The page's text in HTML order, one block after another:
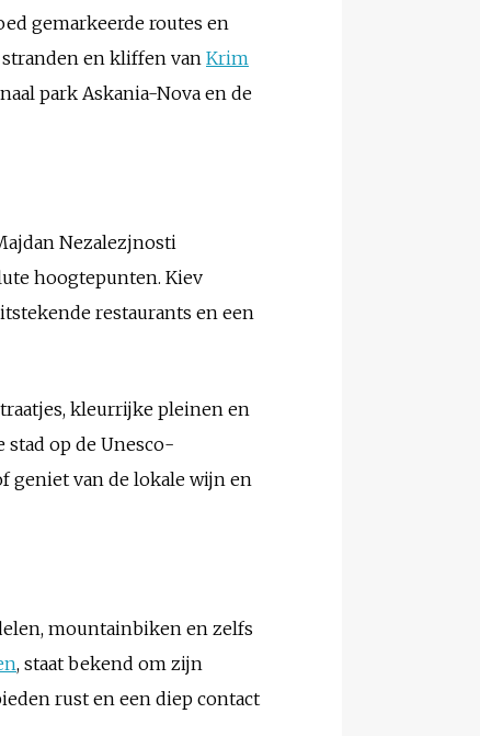
gemarkeerde routes en
stranden en kliffen van Krim
park Askania-Nova en de
Nezalezjnosti
hoogtepunten. Kiev
restaurants en een
kleurrijke pleinen en
stad op de Unesco-
geniet van de lokale wijn en
mountainbiken en zelfs
, staat bekend om zijn
rust en een diep contact